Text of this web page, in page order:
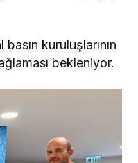
kuruluşlarının
bekleniyor.